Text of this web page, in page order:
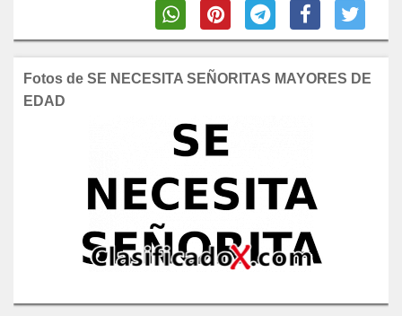
Fotos de SE NECESITA SEÑORITAS MAYORES DE
EDAD